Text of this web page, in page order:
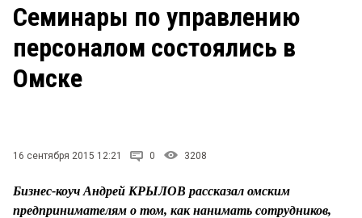
ЗАКОН
НОВОСТИ КОМПАНИЙ
Рейтинги
Блоги
Семинары по управлению
персоналом состоялись в
Омске
16 сентября 2015 12:21 0 3208
Бизнес-коуч Андрей КРЫЛОВ рассказал омским
предпринимателям о том, как нанимать сотрудников,